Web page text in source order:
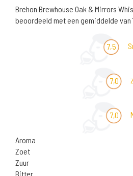
Brehon Brewhouse Oak & Mirrors
beoordeeld met een gemiddelde van
7,5
7,0
7,0
Aroma
Zoet
Zuur
Bitter